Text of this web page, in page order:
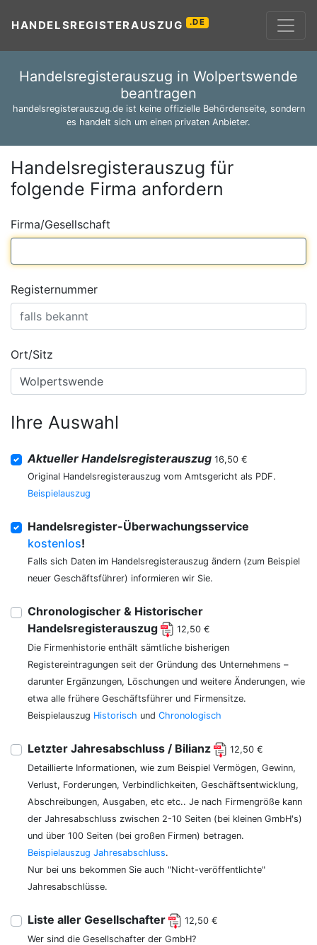
HANDELSREGISTERAUSZUG .DE
Handelsregisterauszug in Wolpertswende
beantragen
handelsregisterauszug.de ist keine offizielle Behördenseite, sondern
es handelt sich um einen privaten Anbieter.
Handelsregisterauszug für
folgende Firma anfordern
Firma/Gesellschaft
Registernummer
Ort/Sitz
Ihre Auswahl
Aktueller Handelsregisterauszug 16,50 €
Original Handelsregisterauszug vom Amtsgericht als PDF.
Beispielauszug
Handelsregister-Überwachungsservice
kostenlos!
Falls sich Daten im Handelsregisterauszug ändern (zum Beispiel
neuer Geschäftsführer) informieren wir Sie.
Chronologischer & Historischer
Handelsregisterauszug
12,50 €
Die Firmenhistorie enthält sämtliche bisherigen
Registereintragungen seit der Gründung des Unternehmens –
darunter Ergänzungen, Löschungen und weitere Änderungen, wie
etwa alle frühere Geschäftsführer und Firmensitze.
Beispielauszug Historisch und Chronologisch
Letzter Jahresabschluss / Bilianz
12,50 €
Detaillierte Informationen, wie zum Beispiel Vermögen, Gewinn,
Verlust, Forderungen, Verbindlichkeiten, Geschäftsentwicklung,
Abschreibungen, Ausgaben, etc etc.. Je nach Firmengröße kann
der Jahresabschluss zwischen 2-10 Seiten (bei kleinen GmbH's)
und über 100 Seiten (bei großen Firmen) betragen.
Beispielauszug Jahresabschluss.
Nur bei uns bekommen Sie auch "Nicht-veröffentlichte"
Jahresabschlüsse.
Liste aller Gesellschafter
12,50 €
Wer sind die Gesellschafter der GmbH?